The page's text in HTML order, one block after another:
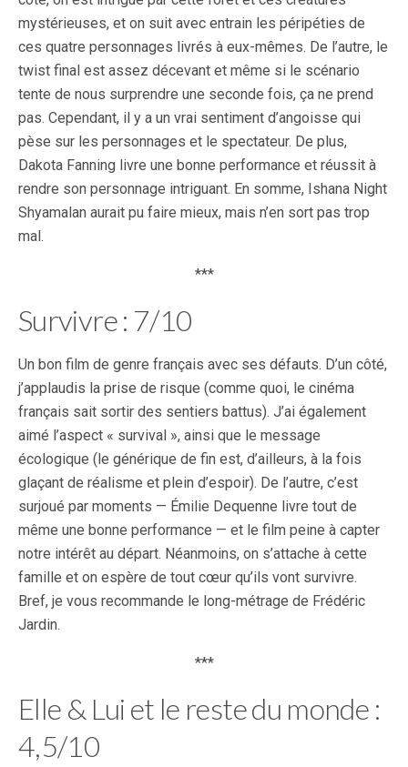
mystérieuses, et on suit avec entrain les péripéties de
ces quatre personnages livrés à eux-mêmes. De l’autre, le
twist final est assez décevant et même si le scénario
tente de nous surprendre une seconde fois, ça ne prend
pas. Cependant, il y a un vrai sentiment d’angoisse qui
pèse sur les personnages et le spectateur. De plus,
Dakota Fanning livre une bonne performance et réussit à
rendre son personnage intriguant. En somme, Ishana Night
Shyamalan aurait pu faire mieux, mais n’en sort pas trop
mal.
***
Survivre : 7/10
Un bon film de genre français avec ses défauts. D’un côté,
j’applaudis la prise de risque (comme quoi, le cinéma
français sait sortir des sentiers battus). J’ai également
aimé l’aspect « survival », ainsi que le message
écologique (le générique de fin est, d’ailleurs, à la fois
glaçant de réalisme et plein d’espoir). De l’autre, c’est
surjoué par moments — Émilie Dequenne livre tout de
même une bonne performance — et le film peine à capter
notre intérêt au départ. Néanmoins, on s’attache à cette
famille et on espère de tout cœur qu’ils vont survivre.
Bref, je vous recommande le long-métrage de Frédéric
Jardin.
***
Elle & Lui et le reste du monde :
4,5/10